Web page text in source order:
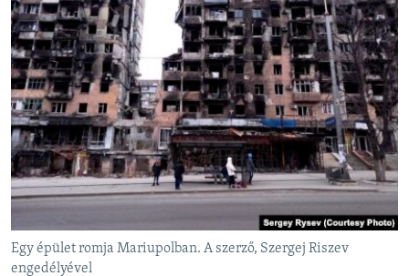
Egy épület romja Mariupolban. A szerző, Szergej Riszev
engedélyével